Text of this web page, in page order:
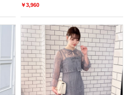
￥3,960